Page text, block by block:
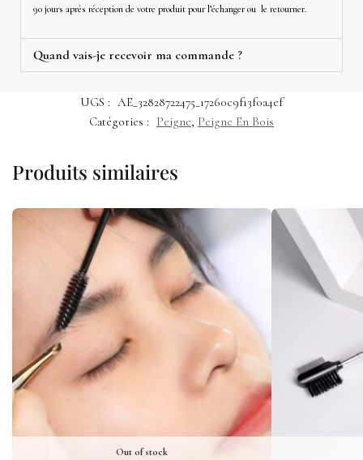
90 jours après réception de votre produit pour l’échanger ou le retourner.
Quand vais-je recevoir ma commande ?
UGS : AE_32828722475_17260c9f13f0a4ef
Catégories :
Peigne, Peigne En Bois
Produits similaires
Out of stock